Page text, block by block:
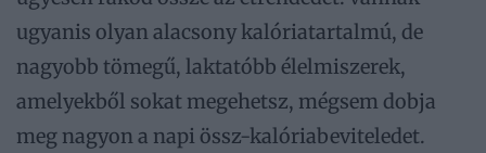
ugyanis olyan alacsony kalóriatartalmú, de
nagyobb tömegű, laktatóbb élelmiszerek,
amelyekből sokat megehetsz, mégsem dobja
meg nagyon a napi össz-kalóriabeviteledet.